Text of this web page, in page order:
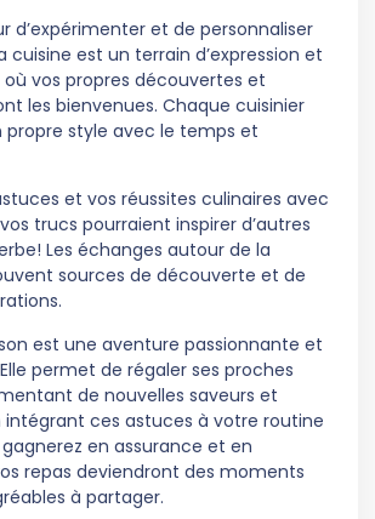
d’expérimenter et de personnaliser
cuisine est un terrain d’expression et
vos propres découvertes et
les bienvenues. Chaque cuisinier
propre style avec le temps et
et vos réussites culinaires avec
trucs pourraient inspirer d’autres
Les échanges autour de la
sources de découverte et de
est une aventure passionnante et
permet de régaler ses proches
de nouvelles saveurs et
intégrant ces astuces à votre routine
en assurance et en
repas deviendront des moments
à partager.